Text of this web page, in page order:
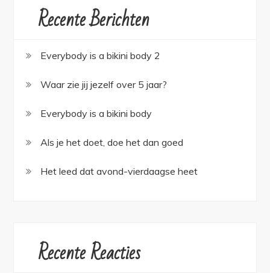
Recente Berichten
Everybody is a bikini body 2
Waar zie jij jezelf over 5 jaar?
Everybody is a bikini body
Als je het doet, doe het dan goed
Het leed dat avond-vierdaagse heet
Recente Reacties